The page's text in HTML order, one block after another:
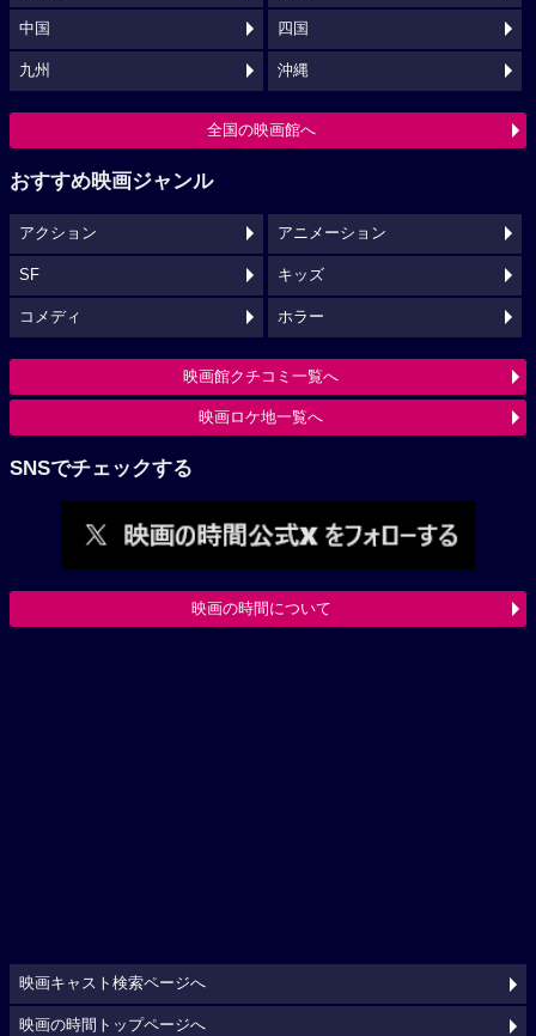
中国 四国
九州 沖縄
全国の映画館へ
おすすめ映画ジャンル
アクション アニメーション
SF キッズ
コメディ ホラー
映画館クチコミ一覧へ
映画ロケ地一覧へ
SNSでチェックする
映画の時間について
映画キャスト検索ページへ
映画の時間トップページへ